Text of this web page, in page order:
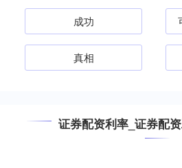
成功
真相
证券配资利率_证券配